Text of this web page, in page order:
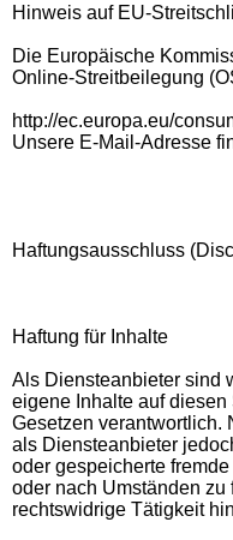
Hinweis auf EU-
Die Europäische
Online-Streitbeilegung
http://ec.europa.eu/
Unsere E-Mail-Adresse
Haftungsausschluss
Haftung für Inhalte
Als Diensteanbieter sind
eigene Inhalte auf
Gesetzen verantwortlich.
als Diensteanbieter
oder gespeicherte
oder nach Umständen zu
rechtswidrige Tätigkeit